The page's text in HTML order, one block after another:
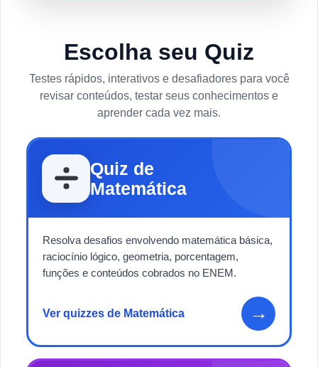
Escolha seu Quiz
Testes rápidos, interativos e desafiadores para você
revisar conteúdos, testar seus conhecimentos e
aprender cada vez mais.
Quiz de
Matemática
Resolva desafios envolvendo matemática básica,
raciocínio lógico, geometria, porcentagem,
funções e conteúdos cobrados no ENEM.
Ver quizzes de Matemática →